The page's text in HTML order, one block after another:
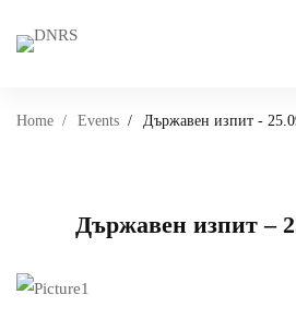
Home Events Държавен изпит -
Държавен изпит –